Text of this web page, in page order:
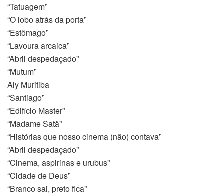
“Tatuagem”
“O lobo atrás da porta”
“Estômago”
“Lavoura arcaica”
“Abril despedaçado”
“Mutum”
Aly Muritiba
“Santiago”
“Edifício Master”
“Madame Satã”
“Histórias que nosso cinema (não) contava”
“Abril despedaçado”
“Cinema, aspirinas e urubus”
“Cidade de Deus”
“Branco sai, preto fica”